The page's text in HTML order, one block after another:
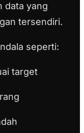
data yang
tersendiri.
seperti:
target